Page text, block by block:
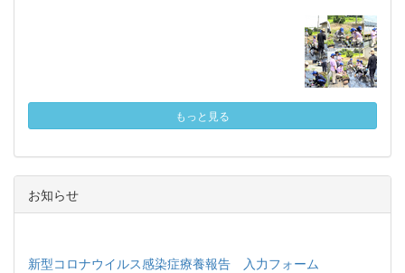
もっと見る
お知らせ
新型コロナウイルス感染症療養報告 入力フォーム